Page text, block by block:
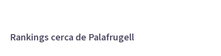
Rankings cerca de Palafrugell